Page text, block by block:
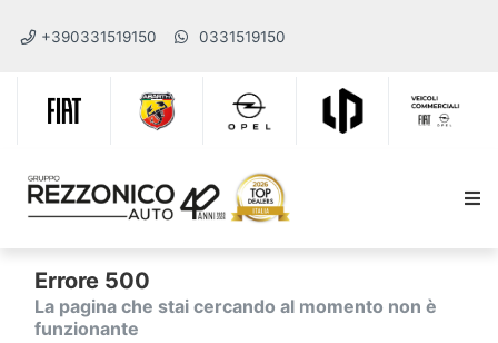
+390331519150 0331519150
Errore 500
La pagina che stai cercando al momento non è
funzionante